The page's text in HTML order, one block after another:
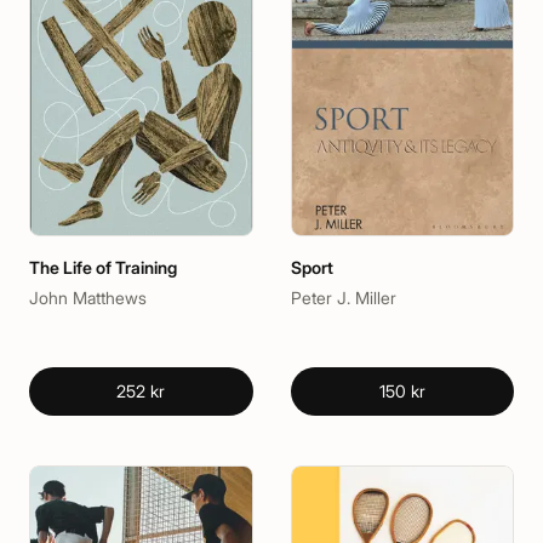
The Life of Training
John Matthews
252 kr
Sport
Peter J. Miller
150 kr